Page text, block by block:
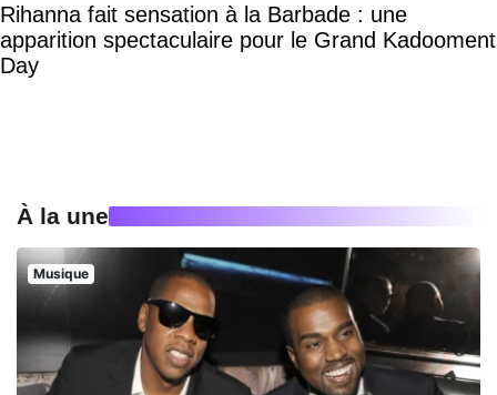
Rihanna fait sensation à la Barbade : une
apparition spectaculaire pour le Grand Kadooment
Day
À la une
Musique